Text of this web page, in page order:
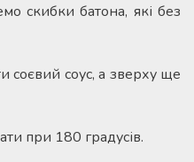
скибки батона, які без
соєвий соус, а зверху ще
при 180 градусів.